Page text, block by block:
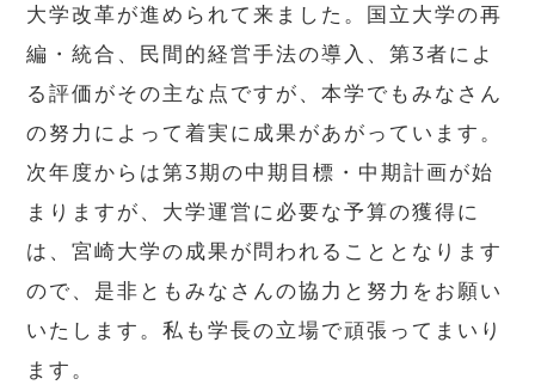
大学改革が進められて来ました。国立大学の再
編・統合、民間的経営手法の導入、第3者によ
る評価がその主な点ですが、本学でもみなさん
の努力によって着実に成果があがっています。
次年度からは第3期の中期目標・中期計画が始
まりますが、大学運営に必要な予算の獲得に
は、宮崎大学の成果が問われることとなります
ので、是非ともみなさんの協力と努力をお願い
いたします。私も学長の立場で頑張ってまいり
ます。